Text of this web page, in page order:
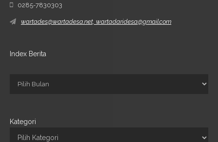
0285-7830303
wartades@wartadesa.net, wartadaridesa@gmail.com
Index Berita
Kategori